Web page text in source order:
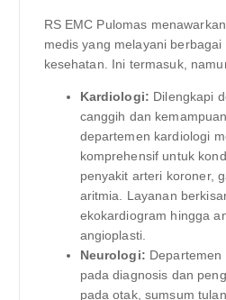
RS EMC Pulomas
medis yang melayani
kesehatan. Ini termasuk,
Kardiologi: Dilengkapi
canggih dan
departemen kardiologi
komprehensif untuk
penyakit arteri koroner,
aritmia. Layanan
ekokardiogram hingga
angioplasti.
Neurologi:
pada diagnosis dan
pada otak, sumsum